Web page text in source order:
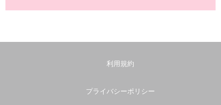
利用規約
プライバシーポリシー